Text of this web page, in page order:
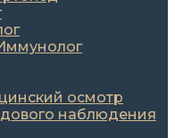
осмотр
наблюдения